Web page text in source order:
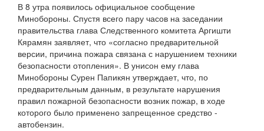
В 8 утра появилось официальное сообщение
Минобороны. Спустя всего пару часов на заседании
правительства глава Следственного комитета Аргишти
Кярамян заявляет, что «согласно предварительной
версии, причина пожара связана с нарушением техники
безопасности отопления». В унисон ему глава
Минобороны Сурен Папикян утверждает, что, по
предварительным данным, в результате нарушения
правил пожарной безопасности возник пожар, в ходе
которого было применено запрещенное средство -
автобензин.